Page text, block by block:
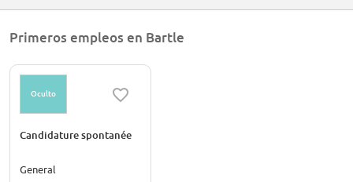
Primeros empleos en Bartle
Oculto
Candidature spontanée
General